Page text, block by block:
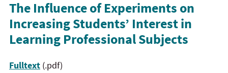
The Influence of Experiments on
Increasing Students’ Interest in
Learning Professional Subjects
Fulltext (.pdf)